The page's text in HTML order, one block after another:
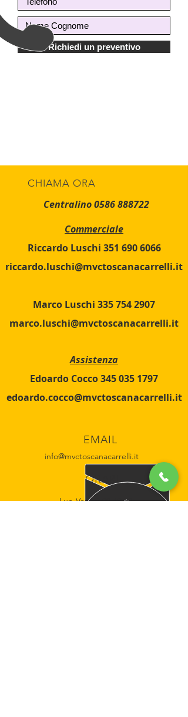
Richiedi un preventivo
CHIAMA ORA
Centralino0586 888722
EMAIL
Commerciale
Riccardo Luschi 351 690 6066
riccardo.luschi@mvctoscanacarrelli.it
Marco Luschi 335 754 2907
marco.luschi@mvctoscanacarrelli.it
Assistenza
Edoardo Cocco345 035 1797
edoardo.cocco@mvctoscanacarrelli.it
info@mvctoscanacarrelli.it
ORARI
Lun-Ven 08:00-18:00